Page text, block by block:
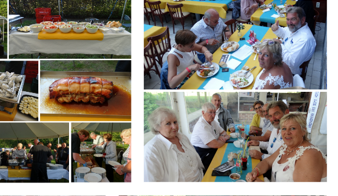
Branding
ARMCHAIR